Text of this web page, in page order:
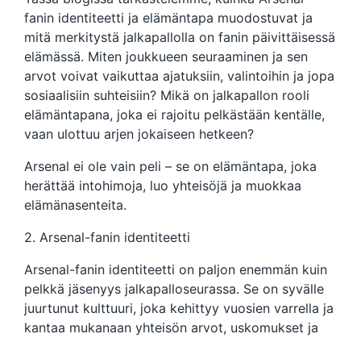
fanin identiteetti ja elämäntapa muodostuvat ja
mitä merkitystä jalkapallolla on fanin päivittäisessä
elämässä. Miten joukkueen seuraaminen ja sen
arvot voivat vaikuttaa ajatuksiin, valintoihin ja jopa
sosiaalisiin suhteisiin? Mikä on jalkapallon rooli
elämäntapana, joka ei rajoitu pelkästään kentälle,
vaan ulottuu arjen jokaiseen hetkeen?
Arsenal ei ole vain peli – se on elämäntapa, joka
herättää intohimoja, luo yhteisöjä ja muokkaa
elämänasenteita.
2. Arsenal-fanin identiteetti
Arsenal-fanin identiteetti on paljon enemmän kuin
pelkkä jäsenyys jalkapalloseurassa. Se on syvälle
juurtunut kulttuuri, joka kehittyy vuosien varrella ja
kantaa mukanaan yhteisön arvot, uskomukset ja